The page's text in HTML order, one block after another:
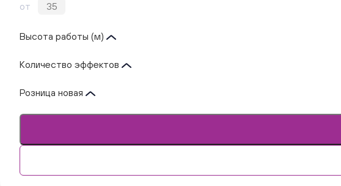
от
Высота работы (м)
Количество эффектов
Розница новая